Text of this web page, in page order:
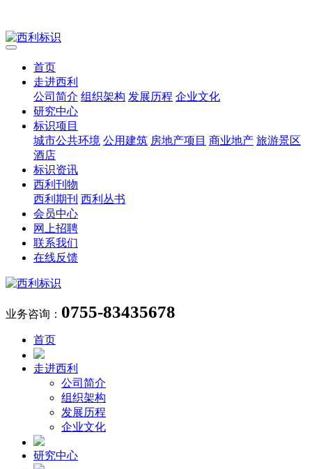
首页
走进西利
公司简介 组织架构 发展历程 企业文化
研究中心
标识项目
城市公共环境 公用建筑 房地产项目 商业地产 旅游景区
酒店
标识资讯
西利刊物
西利期刊 西利丛书
会员中心
网上招聘
联系我们
在线反馈
业务咨询： 0755-83435678
首页
走进西利
公司简介
组织架构
发展历程
企业文化
研究中心